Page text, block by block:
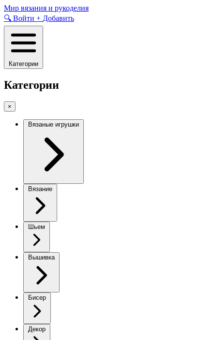
Skip
to
content
Мир вязания и рукоделия
🔍 Войти + Добавить
Категории
Категории
×
Вязаные игрушки
Вязание
Шьем
Вышивка
Бисер
Декор